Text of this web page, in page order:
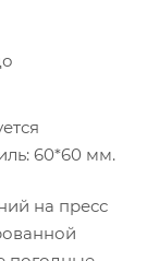
60*60 мм.
на пресс